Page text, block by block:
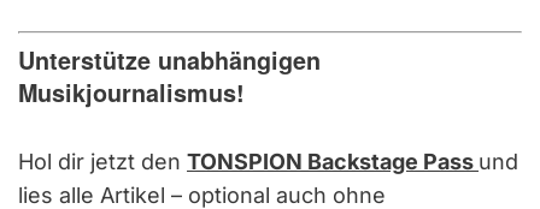
Unterstütze unabhängigen
Musikjournalismus!
Hol dir jetzt den TONSPION Backstage Pass und
lies alle Artikel – optional auch ohne